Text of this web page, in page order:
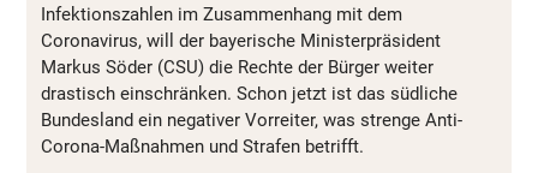
Infektionszahlen im Zusammenhang mit dem
Coronavirus, will der bayerische Ministerpräsident
Markus Söder (CSU) die Rechte der Bürger weiter
drastisch einschränken. Schon jetzt ist das südliche
Bundesland ein negativer Vorreiter, was strenge Anti-
Corona-Maßnahmen und Strafen betrifft.